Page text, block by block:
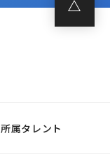
所属タレント